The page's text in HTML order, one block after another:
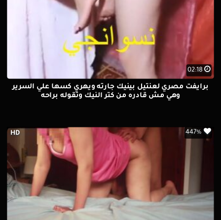
02:18
برايفت مصري لعنتيل بينيك جارته ويهري كسها علي السرير
وهي مش قادره من كتر النيك وتقوله براحه
HD 447%